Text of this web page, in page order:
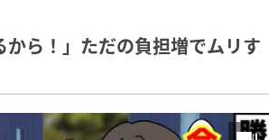
ら！」ただの負担増でムリす